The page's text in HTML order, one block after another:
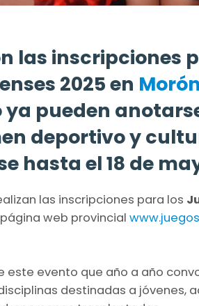
las inscripciones
2025 en Morón
pueden
deportivo y
hasta el 18 de
las inscripciones para los
web provincial
este evento que año a año
destinadas a jóvenes,